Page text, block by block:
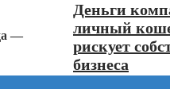
—
Деньги
личный
рискует
бизнеса